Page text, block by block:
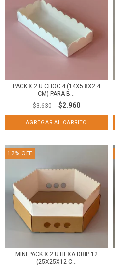
PACK X 2 U CHOC 4 (14X5.8X2.4
CM) PARA B...
$3.630
$2.960
12% OFF
MINI PACK X 2 U HEXA DRIP 12
(25X25X12 C...